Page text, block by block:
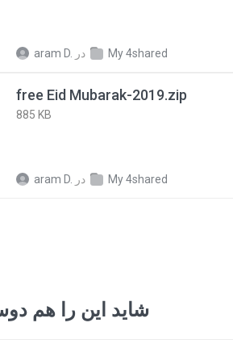
aram D. در My 4shared
free Eid Mubarak-2019.zip
885 KB
aram D. در My 4shared
شاید این را هم